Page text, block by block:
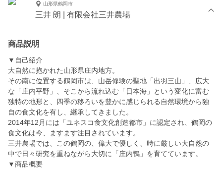
山形県鶴岡市
三井 朗 | 有限会社三井農場
商品説明
▼自己紹介
大自然に抱かれた山形県庄内地方。
その南に位置する鶴岡市は、山岳修験の聖地「出羽三山」、広大
な「庄内平野」、そこから流れ込む「日本海」という変化に富む
独特の地形と、四季の移ろいを豊かに感じられる自然環境から独
自の食文化を有し、継承してきました。
2014年12月には「ユネスコ食文化創造都市」に認定され、鶴岡の
食文化は今、ますます注目されています。
三井農場では、この鶴岡の、偉大で優しく、時に厳しい大自然の
中で日々研究を重ねながら大切に「庄内鴨」を育てています。
▼商品概要